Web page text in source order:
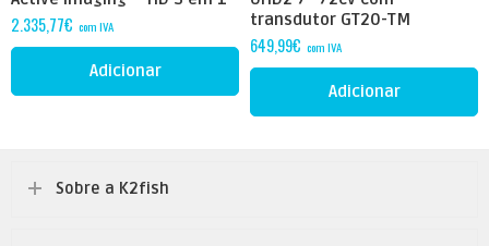
2.335,77€ com IVA
Adicionar
transdutor GT20-TM
649,99€ com IVA
Adicionar
Sobre a K2fish